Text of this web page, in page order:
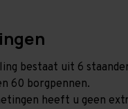
bestaat uit 6
60 borgpennen.
heeft u geen